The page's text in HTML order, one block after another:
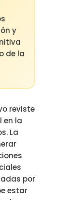
y
de la
reviste
en la
La
por
estar